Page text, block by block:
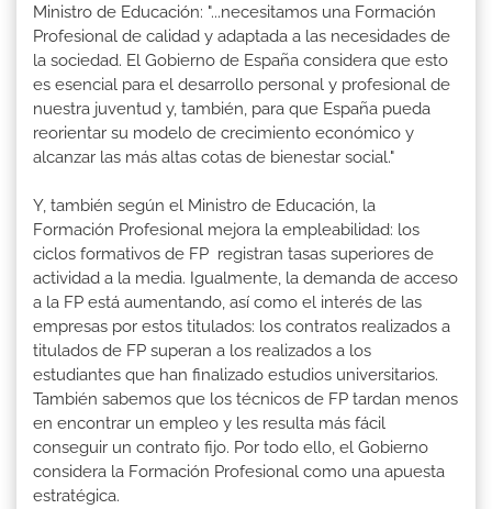
Ministro de Educación: "...necesitamos una Formación
Profesional de calidad y adaptada a las necesidades de
la sociedad. El Gobierno de España considera que esto
es esencial para el desarrollo personal y profesional de
nuestra juventud y, también, para que España pueda
reorientar su modelo de crecimiento económico y
alcanzar las más altas cotas de bienestar social."
Y, también según el Ministro de Educación, la
Formación Profesional mejora la empleabilidad: los
ciclos formativos de FP registran tasas superiores de
actividad a la media. Igualmente, la demanda de acceso
a la FP está aumentando, así como el interés de las
empresas por estos titulados: los contratos realizados a
titulados de FP superan a los realizados a los
estudiantes que han finalizado estudios universitarios.
También sabemos que los técnicos de FP tardan menos
en encontrar un empleo y les resulta más fácil
conseguir un contrato fijo. Por todo ello, el Gobierno
considera la Formación Profesional como una apuesta
estratégica.